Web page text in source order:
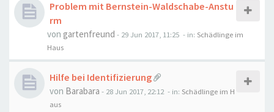
Problem mit Bernstein-Waldschabe-Anstu
rm
von gartenfreund - 29 Jun 2017, 11:25 - in: Schädlinge im
Haus
Hilfe bei Identifizierung
von Barabara - 28 Jun 2017, 22:12 - in: Schädlinge im H
aus